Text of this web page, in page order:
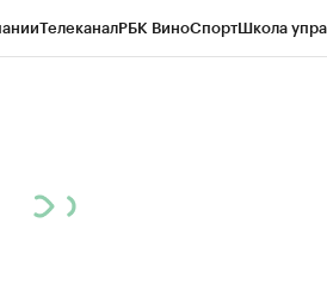
ТелеканалРБК ВиноСпортШкола